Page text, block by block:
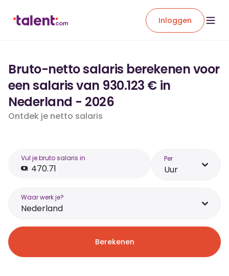
Inloggen
Bruto-netto salaris berekenen voor
een salaris van 930.123 € in
Nederland - 2026
Ontdek je netto salaris
Vul je bruto salaris in Per
Uur
Waar werk je?
Nederland
Berekenen